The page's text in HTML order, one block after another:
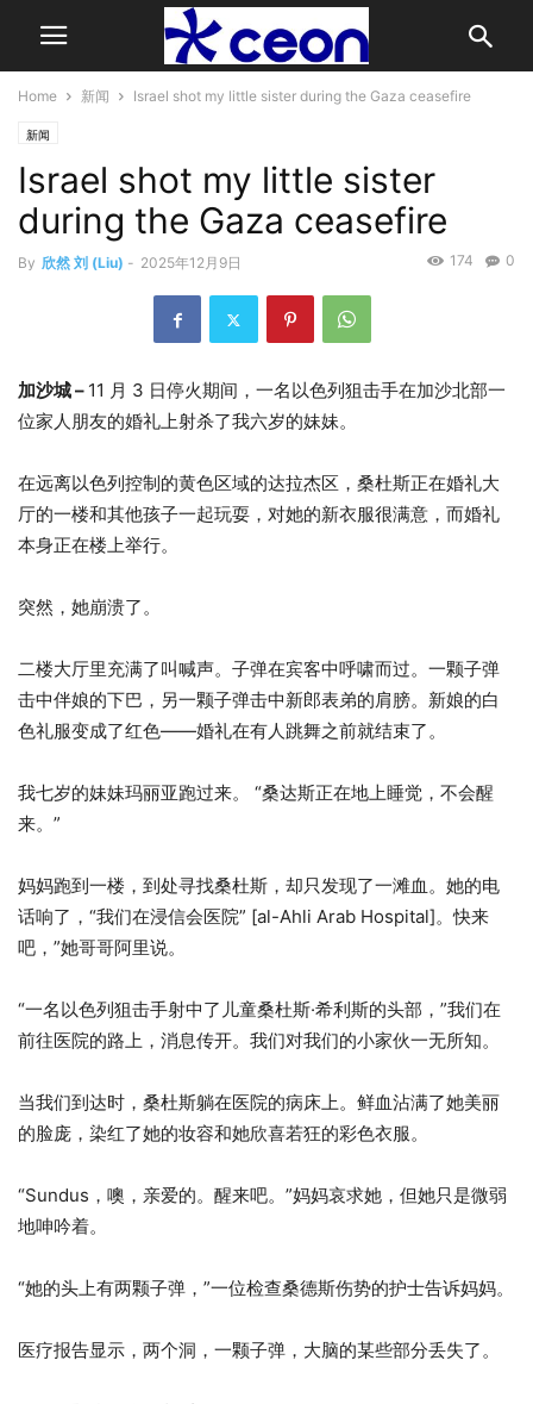
Home 新闻 Israel shot my little sister during the Gaza ceasefire
新闻
Israel shot my little sister
during the Gaza ceasefire
By 欣然 刘 (Liu) - 2025年12月9日 0
174
加沙城 – 11 月 3 日停火期间，一名以色列狙击手在加沙北部一
位家人朋友的婚礼上射杀了我六岁的妹妹。
在远离以色列控制的黄色区域的达拉杰区，桑杜斯正在婚礼大
厅的一楼和其他孩子一起玩耍，对她的新衣服很满意，而婚礼
本身正在楼上举行。
突然，她崩溃了。
二楼大厅里充满了叫喊声。子弹在宾客中呼啸而过。一颗子弹
击中伴娘的下巴，另一颗子弹击中新郎表弟的肩膀。新娘的白
色礼服变成了红色——婚礼在有人跳舞之前就结束了。
我七岁的妹妹玛丽亚跑过来。 “桑达斯正在地上睡觉，不会醒
来。”
妈妈跑到一楼，到处寻找桑杜斯，却只发现了一滩血。她的电
话响了，“我们在浸信会医院” [al-Ahli Arab Hospital]。快来
吧，”她哥哥阿里说。
“一名以色列狙击手射中了儿童桑杜斯·希利斯的头部，”我们在
前往医院的路上，消息传开。我们对我们的小家伙一无所知。
当我们到达时，桑杜斯躺在医院的病床上。鲜血沾满了她美丽
的脸庞，染红了她的妆容和她欣喜若狂的彩色衣服。
“Sundus，噢，亲爱的。醒来吧。”妈妈哀求她，但她只是微弱
地呻吟着。
“她的头上有两颗子弹，”一位检查桑德斯伤势的护士告诉妈妈。
医疗报告显示，两个洞，一颗子弹，大脑的某些部分丢失了。